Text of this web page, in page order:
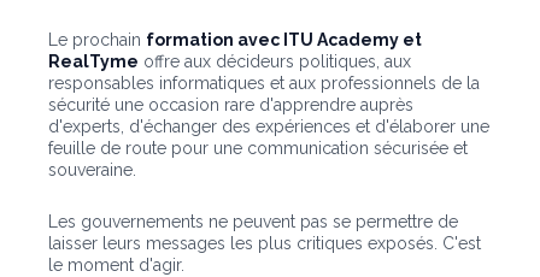
Le prochain formation avec ITU Academy et
RealTyme offre aux décideurs politiques, aux
responsables informatiques et aux professionnels de la
sécurité une occasion rare d'apprendre auprès
d'experts, d'échanger des expériences et d'élaborer une
feuille de route pour une communication sécurisée et
souveraine.
Les gouvernements ne peuvent pas se permettre de
laisser leurs messages les plus critiques exposés. C'est
le moment d'agir.